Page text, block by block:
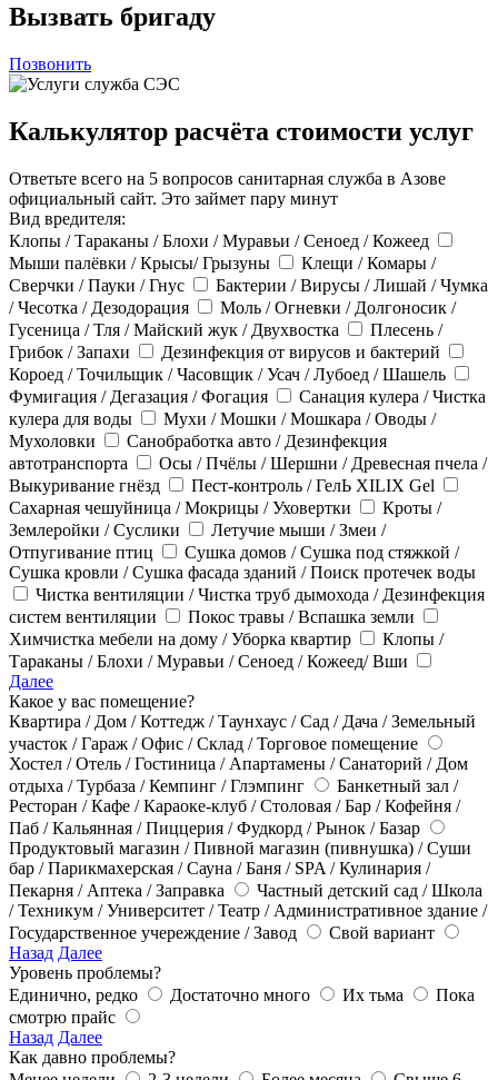
Вызвать бригаду
Позвонить
Калькулятор расчёта стоимости услуг
Ответьте всего на 5 вопросов санитарная служба в Азове
официальный сайт. Это займет пару минут
Вид вредителя:
Клопы / Тараканы / Блохи / Муравьи / Сеноед / Кожеед
Мыши палёвки / Крысы/ Грызуны
Клещи / Комары /
Сверчки / Пауки / Гнус
Бактерии / Вирусы / Лишай / Чумка
/ Чесотка / Дезодорация
Моль / Огневки / Долгоносик /
Гусеница / Тля / Майский жук / Двухвостка
Плесень /
Грибок / Запахи
Дезинфекция от вирусов и бактерий
Короед / Точильщик / Часовщик / Усач / Лубоед / Шашель
Фумигация / Дегазация / Фогация
Санация кулера / Чистка
кулера для воды
Мухи / Мошки / Мошкара / Оводы /
Мухоловки
Санобработка авто / Дезинфекция
автотранспорта
Осы / Пчёлы / Шершни / Древесная пчела /
Выкуривание гнёзд
Пест-контроль / ГелЬ XILIX Gel
Сахарная чешуйница / Мокрицы / Уховертки
Кроты /
Землеройки / Суслики
Летучие мыши / Змеи /
Отпугивание птиц
Сушка домов / Сушка под стяжкой /
Сушка кровли / Сушка фасада зданий / Поиск протечек воды
Чистка вентиляции / Чистка труб дымохода / Дезинфекция
систем вентиляции
Покос травы / Вспашка земли
Химчистка мебели на дому / Уборка квартир
Клопы /
Тараканы / Блохи / Муравьи / Сеноед / Кожеед/ Вши
Далее
Какое у вас помещение?
Квартира / Дом / Коттедж / Таунхаус / Сад / Дача / Земельный
участок / Гараж / Офис / Склад / Торговое помещение
Хостел / Отель / Гостиница / Апартамены / Санаторий / Дом
отдыха / Турбаза / Кемпинг / Глэмпинг
Банкетный зал /
Ресторан / Кафе / Караоке-клуб / Столовая / Бар / Кофейня /
Паб / Кальянная / Пиццерия / Фудкорд / Рынок / Базар
Продуктовый магазин / Пивной магазин (пивнушка) / Суши
бар / Парикмахерская / Сауна / Баня / SPA / Кулинария /
Пекарня / Аптека / Заправка
Частный детский сад / Школа
/ Техникум / Университет / Театр / Административное здание /
Государственное учереждение / Завод
Свой вариант
Назад Далее
Уровень проблемы?
Единично, редко
Достаточно много Их тьма
Пока
смотрю прайс
Назад Далее
Как давно проблемы?